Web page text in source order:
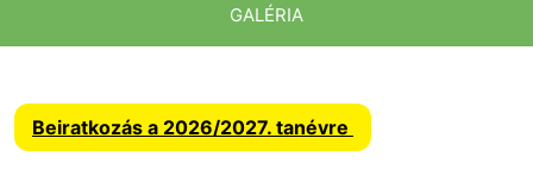
GALÉRIA
Beiratkozás a 2026/2027. tanévre